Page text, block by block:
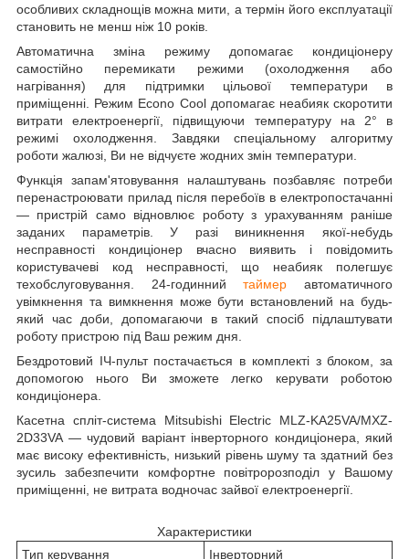
особливих складнощів можна мити, а термін його експлуатації
становить не менш ніж 10 років.
Автоматична зміна режиму допомагає кондиціонеру
самостійно перемикати режими (охолодження або
нагрівання) для підтримки цільової температури в
приміщенні. Режим Econo Cool допомагає неабияк скоротити
витрати електроенергії, підвищуючи температуру на 2° в
режимі охолодження. Завдяки спеціальному алгоритму
роботи жалюзі, Ви не відчуєте жодних змін температури.
Функція запам'ятовування налаштувань позбавляє потреби
перенастроювати прилад після перебоїв в електропостачанні
— пристрій само відновлює роботу з урахуванням раніше
заданих параметрів. У разі виникнення якої-небудь
несправності кондиціонер вчасно виявить і повідомить
користувачеві код несправності, що неабияк полегшує
техобслуговування. 24-годиннийтаймер автоматичного
увімкнення та вимкнення може бути встановлений на будь-
який час доби, допомагаючи в такий спосіб підлаштувати
роботу пристрою під Ваш режим дня.
Бездротовий ІЧ-пульт постачається в комплекті з блоком, за
допомогою нього Ви зможете легко керувати роботою
кондиціонера.
Касетна спліт-система Mitsubishi Electric MLZ-KA25VA/MXZ-
2D33VA — чудовий варіант інверторного кондиціонера, який
має високу ефективність, низький рівень шуму та здатний без
зусиль забезпечити комфортне повітророзподіл у Вашому
приміщенні, не витрата водночас зайвої електроенергії.
Характеристики
Тип керування
Інверторний